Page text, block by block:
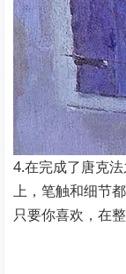
4.在完成了唐克
上，笔触和细节
只要你喜欢，在